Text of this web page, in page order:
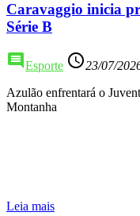
Caravaggio inicia
Série B
comment Esporte access_time23/07/
Azulão enfrentará o
Montanha
Leia mais